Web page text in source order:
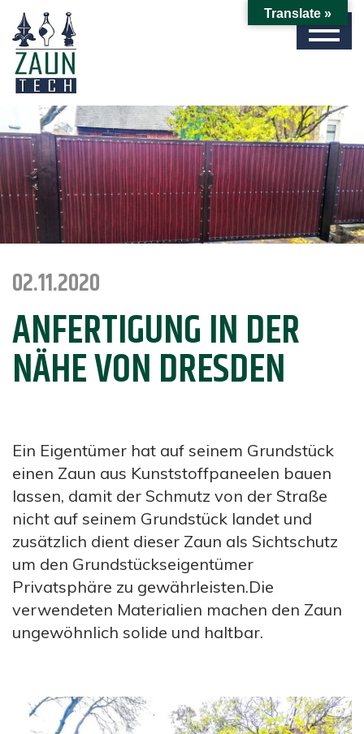
02.11.2020
ANFERTIGUNG IN DER
NÄHE VON DRESDEN
Ein Eigentümer hat auf seinem Grundstück
einen Zaun aus Kunststoffpaneelen bauen
lassen, damit der Schmutz von der Straße
nicht auf seinem Grundstück landet und
zusätzlich dient dieser Zaun als Sichtschutz
um den Grundstückseigentümer
Privatsphäre zu gewährleisten.Die
verwendeten Materialien machen den Zaun
ungewöhnlich solide und haltbar.
Translate »